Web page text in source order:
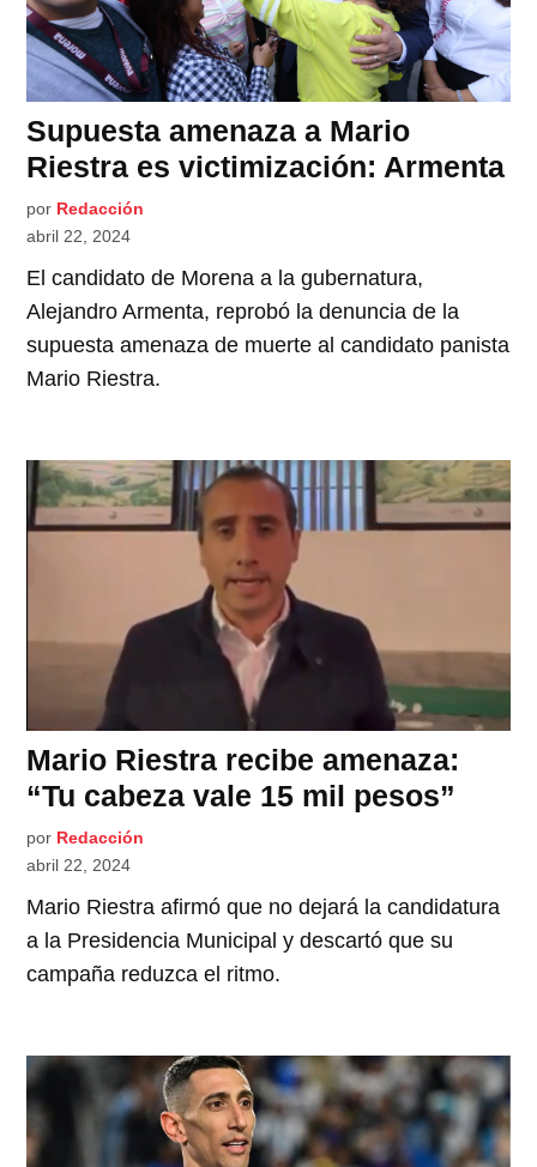
Supuesta amenaza a Mario
Riestra es victimización: Armenta
por Redacción
abril 22, 2024
El candidato de Morena a la gubernatura,
Alejandro Armenta, reprobó la denuncia de la
supuesta amenaza de muerte al candidato panista
Mario Riestra.
Mario Riestra recibe amenaza:
“Tu cabeza vale 15 mil pesos”
por Redacción
abril 22, 2024
Mario Riestra afirmó que no dejará la candidatura
a la Presidencia Municipal y descartó que su
campaña reduzca el ritmo.